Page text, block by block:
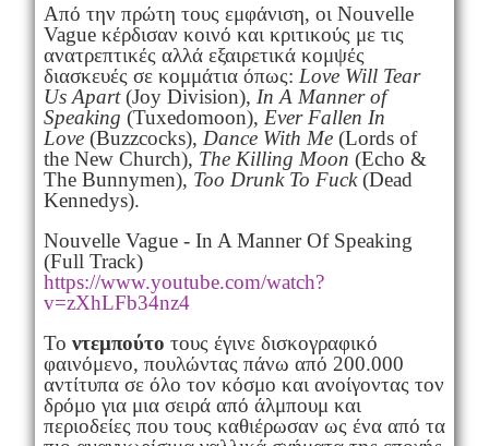
Από την πρώτη τους εμφάνιση, οι Nouvelle
Vague κέρδισαν κοινό και κριτικούς με τις
ανατρεπτικές αλλά εξαιρετικά κομψές
διασκευές σε κομμάτια όπως: Love Will Tear
Us Apart(Joy Division), In A Manner of
Speaking (Tuxedomoon), Ever Fallen In
Love(Buzzcocks), Dance With Me(Lords of
the New Church), The Killing Moon (Echo &
The Bunnymen), Too Drunk To Fuck(Dead
Kennedys).
Nouvelle Vague - In A Manner Of Speaking
(Full Track)
https://www.youtube.com/watch?
v=zXhLFb34nz4
Το ντεμπούτο τους έγινε δισκογραφικό
φαινόμενο, πουλώντας πάνω από 200.000
αντίτυπα σε όλο τον κόσμο και ανοίγοντας τον
δρόμο για μια σειρά από άλμπουμ και
περιοδείες που τους καθιέρωσαν ως ένα από τα